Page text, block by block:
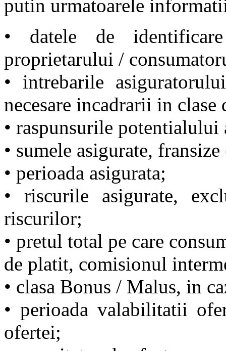
putin urmatoarele
• datele de
proprietarului /
• intrebarile
necesare incadrarii in clase
• raspunsurile potentialului
• sumele asigurate,
• perioada asigurata;
• riscurile asigurate,
riscurilor;
• pretul total pe care
de platit, comisionul
• clasa Bonus / Malus, in
• perioada valabilitatii
ofertei;